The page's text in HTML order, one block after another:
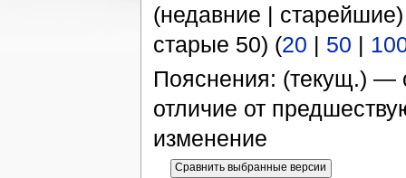
(недавние |
старые 50) (20 | 50 |
Пояснения: (текущ.) —
отличие от
изменение